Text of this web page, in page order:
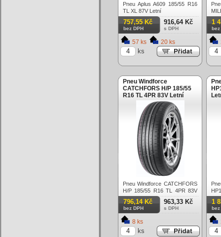
Pneu Aplus A609 185/55 R16
TL XL 87V Letní
757,55 Kč
bez DPH
916,64 Kč
s DPH
57 ks 20 ks
ks
1
bez
Pneu Windforce
CATCHFORS H/P 185/55
R16 TL 4PR 83V Letní
Pneu Windforce CATCHFORS
H/P 185/55 R16 TL 4PR 83V
Letní
796,14 Kč
bez DPH
963,33 Kč
s DPH
8 ks
ks
1
bez